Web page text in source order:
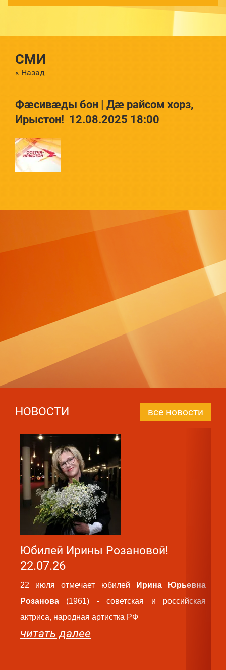
СМИ
« Назад
Фæсивæды бон | Дæ райсом хорз,
Ирыстон! 12.08.2025 18:00
НОВОСТИ все новости
Юбилей Ирины Розановой!
22.07.26
22 июля отмечает юбилей Ирина Юрьевна
Розанова (1961) - советская и российская
актриса, народная артистка РФ
читать далее